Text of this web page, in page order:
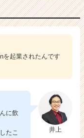
を起業されたんです
井上
に飲
たこ